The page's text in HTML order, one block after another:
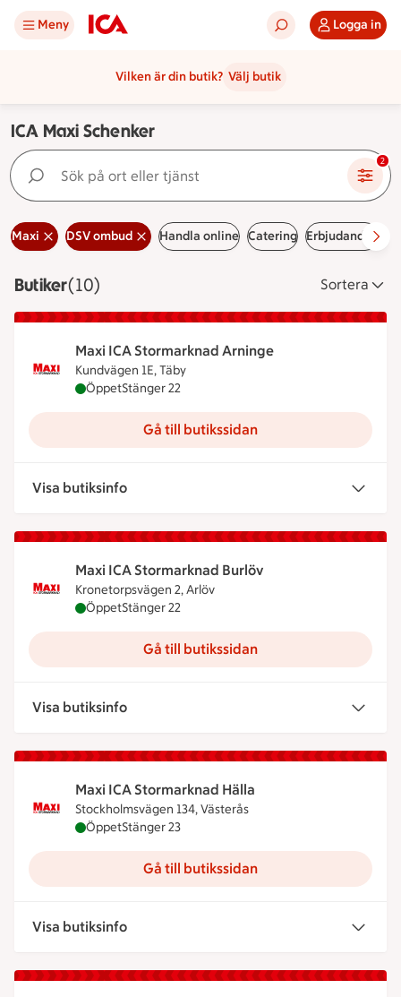
Meny Logga in
Vilken är din butik? Välj butik
ICA Maxi Schenker
Sök på ort eller tjänst 2
Maxi DSV ombud Handla online Catering Erbjudanden
ButikerVisar 10 stycken
(10) Sortera
Maxi ICA Stormarknad Arninge
Kundvägen 1E, Täby
Maxi ICA Stormarknad Arninge är öppen nu,
ÖppetStänger 22
Gå till butikssidan
Visa butiksinfo
Maxi ICA Stormarknad Burlöv
Kronetorpsvägen 2, Arlöv
Maxi ICA Stormarknad Burlöv är öppen nu,
ÖppetStänger 22
Gå till butikssidan
Visa butiksinfo
Maxi ICA Stormarknad Hälla
Stockholmsvägen 134, Västerås
Maxi ICA Stormarknad Hälla är öppen nu, stänger
ÖppetStänger 23
Gå till butikssidan
Visa butiksinfo